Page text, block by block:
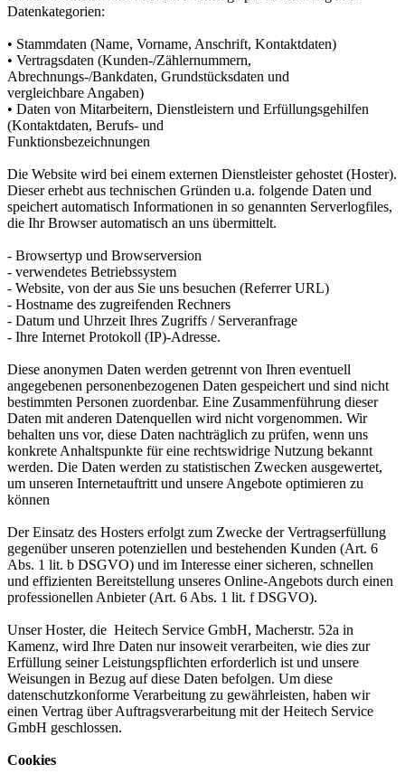
Datenkategorien:
• Stammdaten (Name, Vorname, Anschrift, Kontaktdaten)
• Vertragsdaten (Kunden-/Zählernummern,
Abrechnungs-/Bankdaten, Grundstücksdaten und
vergleichbare Angaben)
• Daten von Mitarbeitern, Dienstleistern und Erfüllungsgehilfen
(Kontaktdaten, Berufs- und
Funktionsbezeichnungen
Die Website wird bei einem externen Dienstleister gehostet (Hoster).
Dieser erhebt aus technischen Gründen u.a. folgende Daten und
speichert automatisch Informationen in so genannten Serverlogfiles,
die Ihr Browser automatisch an uns übermittelt.
- Browsertyp und Browserversion
- verwendetes Betriebssystem
- Website, von der aus Sie uns besuchen (Referrer URL)
- Hostname des zugreifenden Rechners
- Datum und Uhrzeit Ihres Zugriffs / Serveranfrage
- Ihre Internet Protokoll (IP)-Adresse.
Diese anonymen Daten werden getrennt von Ihren eventuell
angegebenen personenbezogenen Daten gespeichert und sind nicht
bestimmten Personen zuordenbar. Eine Zusammenführung dieser
Daten mit anderen Datenquellen wird nicht vorgenommen. Wir
behalten uns vor, diese Daten nachträglich zu prüfen, wenn uns
konkrete Anhaltspunkte für eine rechtswidrige Nutzung bekannt
werden. Die Daten werden zu statistischen Zwecken ausgewertet,
um unseren Internetauftritt und unsere Angebote optimieren zu
können
Der Einsatz des Hosters erfolgt zum Zwecke der Vertragserfüllung
gegenüber unseren potenziellen und bestehenden Kunden (Art. 6
Abs. 1 lit. b DSGVO) und im Interesse einer sicheren, schnellen
und effizienten Bereitstellung unseres Online-Angebots durch einen
professionellen Anbieter (Art. 6 Abs. 1 lit. f DSGVO).
Unser Hoster, die Heitech Service GmbH, Macherstr. 52a in
Kamenz, wird Ihre Daten nur insoweit verarbeiten, wie dies zur
Erfüllung seiner Leistungspflichten erforderlich ist und unsere
Weisungen in Bezug auf diese Daten befolgen. Um diese
datenschutzkonforme Verarbeitung zu gewährleisten, haben wir
einen Vertrag über Auftragsverarbeitung mit der Heitech Service
GmbH geschlossen.
Cookies